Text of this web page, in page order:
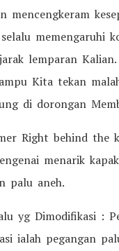
mencengkeram
memengaruhi
lemparan
Kita tekan
di dorongan
Right behind the
menarik
palu aneh.
yg Dimodifikasi :
ialah pegangan